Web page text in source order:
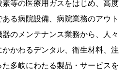
等の医療用ガスをはじめ、高度
る病院設備、病院業務のアウト
のメンテナンス業務から、人々
かわるデンタル、衛生材料、注
多岐にわたる製品・サービスを